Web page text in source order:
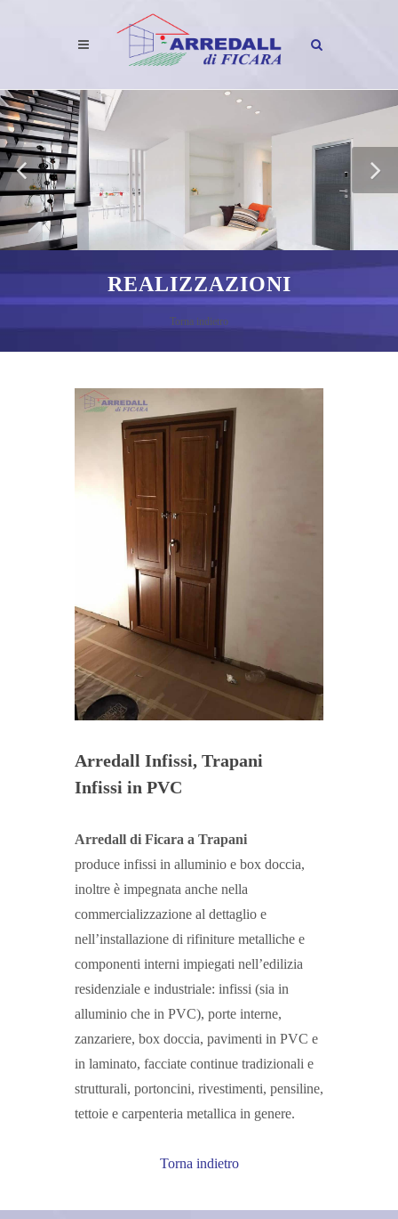
REALIZZAZIONI
Torna indietro
Arredall Infissi, Trapani
Infissi in PVC
Arredall di Ficara a Trapani
produce infissi in alluminio e box doccia,
inoltre è impegnata anche nella
commercializzazione al dettaglio e
nell’installazione di rifiniture metalliche e
componenti interni impiegati nell’edilizia
residenziale e industriale: infissi (sia in
alluminio che in PVC), porte interne,
zanzariere, box doccia, pavimenti in PVC e
in laminato, facciate continue tradizionali e
strutturali, portoncini, rivestimenti, pensiline,
tettoie e carpenteria metallica in genere.
Torna indietro